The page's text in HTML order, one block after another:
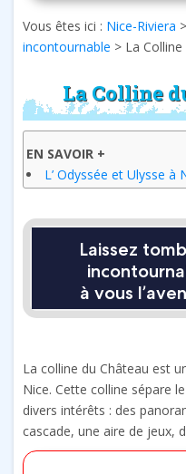
Vous êtes ici : Nice-Riviera >
incontournable > La
La Colline
EN SAVOIR +
L’ Odyssée et Ulysse à
La colline du Château est
Nice. Cette colline sépare
divers intérêts : des
cascade, une aire de jeux,